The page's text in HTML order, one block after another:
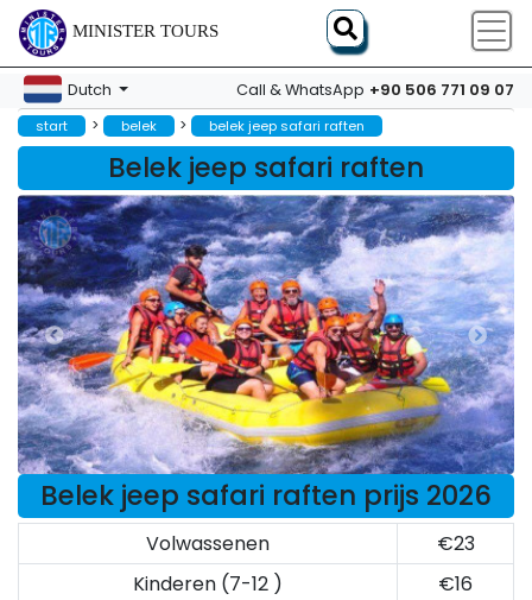
MINISTER TOURS
Dutch Call & WhatsApp +90 506 771 09 07
start > belek > belek jeep safari raften
Belek jeep safari raften
Belek jeep safari raften prijs 2026
Volwassenen
€23
Kinderen (7-12 )
€16